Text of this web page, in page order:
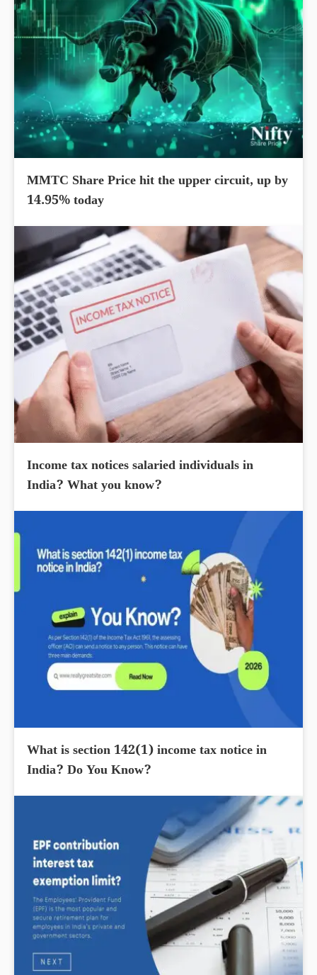
MMTC Share Price hit the upper circuit, up by
14.95% today
Income tax notices salaried individuals in
India? What you know?
What is section 142(1) income tax notice in
India? Do You Know?